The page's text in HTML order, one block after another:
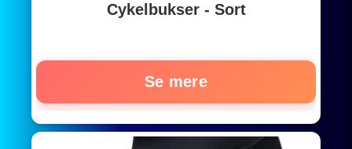
Cykelbukser - Sort
Se mere